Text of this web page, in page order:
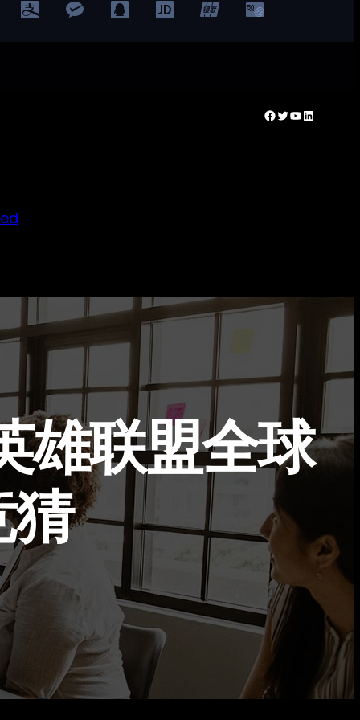
Facebook Twitter YouTube LinkedIn
雄联盟全球
猜